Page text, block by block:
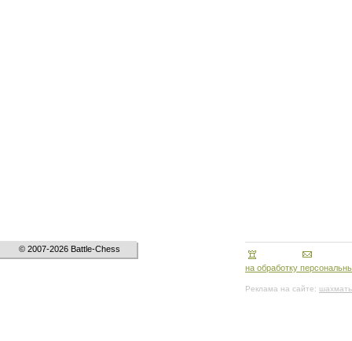
© 2007-2026 Battle-Chess
на обработку
Реклама на сайте: